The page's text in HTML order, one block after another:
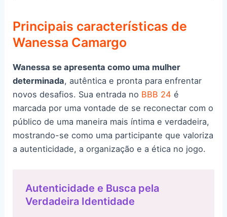
Principais características de
Wanessa Camargo
Wanessa se apresenta como uma mulher
determinada, autêntica e pronta para enfrentar
novos desafios. Sua entrada no BBB 24 é
marcada por uma vontade de se reconectar com o
público de uma maneira mais íntima e verdadeira,
mostrando-se como uma participante que valoriza
a autenticidade, a organização e a ética no jogo.
Autenticidade e Busca pela
Verdadeira Identidade